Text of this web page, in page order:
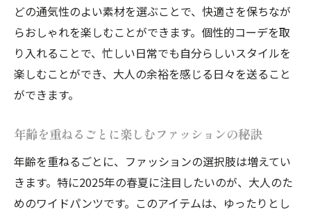
どの通気性のよい素材を選ぶことで、快適さを保ちなが
らおしゃれを楽しむことができます。個性的コーデを取
り入れることで、忙しい日常でも自分らしいスタイルを
楽しむことができ、大人の余裕を感じる日々を送ること
ができます。
年齢を重ねるごとに楽しむファッションの秘訣
年齢を重ねるごとに、ファッションの選択肢は増えてい
きます。特に2025年の春夏に注目したいのが、大人のた
めのワイドパンツです。このアイテムは、ゆったりとし